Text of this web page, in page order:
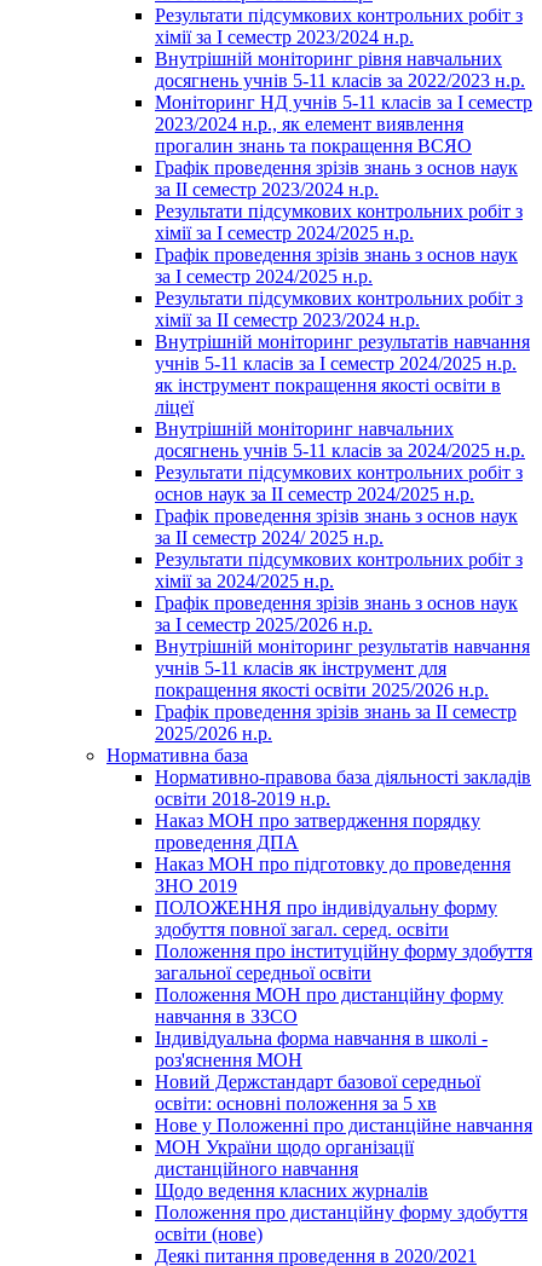
Результати підсумкових контрольних робіт з
хімії за І семестр 2023/2024 н.р.
Внутрішній моніторинг рівня навчальних
досягнень учнів 5-11 класів за 2022/2023 н.р.
Моніторинг НД учнів 5-11 класів за І семестр
2023/2024 н.р., як елемент виявлення
прогалин знань та покращення ВСЯО
Графік проведення зрізів знань з основ наук
за ІІ семестр 2023/2024 н.р.
Результати підсумкових контрольних робіт з
хімії за І семестр 2024/2025 н.р.
Графік проведення зрізів знань з основ наук
за І семестр 2024/2025 н.р.
Результати підсумкових контрольних робіт з
хімії за ІІ семестр 2023/2024 н.р.
Внутрішній моніторинг результатів навчання
учнів 5-11 класів за І семестр 2024/2025 н.р.
як інструмент покращення якості освіти в
ліцеї
Внутрішній моніторинг навчальних
досягнень учнів 5-11 класів за 2024/2025 н.р.
Результати підсумкових контрольних робіт з
основ наук за ІІ семестр 2024/2025 н.р.
Графік проведення зрізів знань з основ наук
за ІІ семестр 2024/ 2025 н.р.
Результати підсумкових контрольних робіт з
хімії за 2024/2025 н.р.
Графік проведення зрізів знань з основ наук
за І семестр 2025/2026 н.р.
Внутрішній моніторинг результатів навчання
учнів 5-11 класів як інструмент для
покращення якості освіти 2025/2026 н.р.
Графік проведення зрізів знань за ІІ семестр
2025/2026 н.р.
Нормативна база
Нормативно-правова база діяльності закладів
освіти 2018-2019 н.р.
Наказ МОН про затвердження порядку
проведення ДПА
Наказ МОН про підготовку до проведення
ЗНО 2019
ПОЛОЖЕННЯ про індивідуальну форму
здобуття повної загал. серед. освіти
Положення про інституційну форму здобуття
загальної середньої освіти
Положення МОН про дистанційну форму
навчання в ЗЗСО
Індивідуальна форма навчання в школі -
роз'яснення МОН
Новий Держстандарт базової середньої
освіти: основні положення за 5 хв
Нове у Положенні про дистанційне навчання
МОН України щодо організації
дистанційного навчання
Щодо ведення класних журналів
Положення про дистанційну форму здобуття
освіти (нове)
Деякі питання проведення в 2020/2021